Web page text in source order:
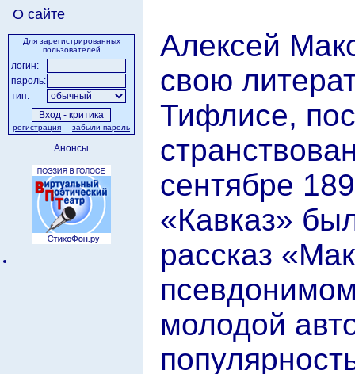
О сайте
Для зарегистрированных
пользователей
логин:
пароль:
тип:
регистрация забыли пароль
Анонсы
Алексей
свою
Тифлисе,
сентябре
«Кавказ»
рассказ
молодой